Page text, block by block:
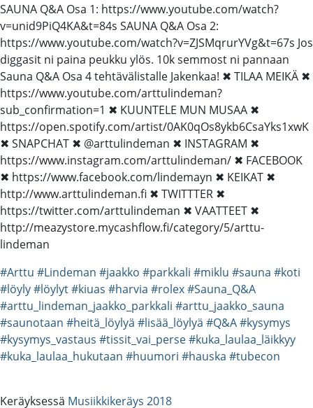
SAUNA Q&A Osa 1: https://www.youtube.com/watch?
v=unid9PiQ4KA&t=84s SAUNA Q&A Osa 2:
https://www.youtube.com/watch?v=ZJSMqrurYVg&t=67s Jos
diggasit ni paina peukku ylös. 10k semmost ni pannaan
Sauna Q&A Osa 4 tehtävälistalle Jakenkaa! ✖ TILAA MEIKÄ ✖
https://www.youtube.com/arttulindeman?
sub_confirmation=1 ✖ KUUNTELE MUN MUSAA ✖
https://open.spotify.com/artist/0AK0qOs8ykb6CsaYks1xwK
✖ SNAPCHAT ✖ @arttulindeman ✖ INSTAGRAM ✖
https://www.instagram.com/arttulindeman/ ✖ FACEBOOK
✖ https://www.facebook.com/lindemayn ✖ KEIKAT ✖
http://www.arttulindeman.fi ✖ TWITTTER ✖
https://twitter.com/arttulindeman ✖ VAATTEET ✖
http://meazystore.mycashflow.fi/category/5/arttu-
lindeman
#Arttu #Lindeman #jaakko #parkkali #miklu #sauna #koti
#löyly#löylyt#kiuas #harvia #rolex#Sauna_Q&A
#arttu_lindeman_jaakko_parkkali #arttu_jaakko_sauna
#saunotaan #heitä_löylyä #lisää_löylyä #Q&A#kysymys
#kysymys_vastaus #tissit_vai_perse#kuka_laulaa_läikkyy
#kuka_laulaa_hukutaan #huumori #hauska #tubecon
Keräyksessä Musiikkikeräys 2018